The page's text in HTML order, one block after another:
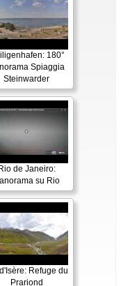
180°
Spiaggia
Steinwarder
Rio de Janeiro:
su Rio
Refuge du
Prariond